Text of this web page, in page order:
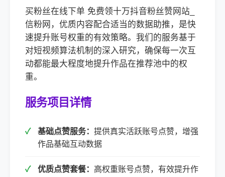
买粉丝在线下单 免费领十万抖音粉丝赞网站_
信粉网，优质内容配合适当的数据助推，是快
速提升账号权重的有效策略。我们的服务基于
对短视频算法机制的深入研究，确保每一次互
动都能最大程度地提升作品在推荐池中的权
重。
服务项目详情
基础点赞服务： 提供真实活跃账号点赞，增强
作品基础互动数据
优质点赞套餐： 高权重账号点赞，有效提升作